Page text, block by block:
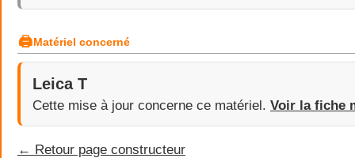
🖨Matériel concerné
Leica T
Cette mise à jour concerne ce matériel. Voir la fiche
← Retour page constructeur